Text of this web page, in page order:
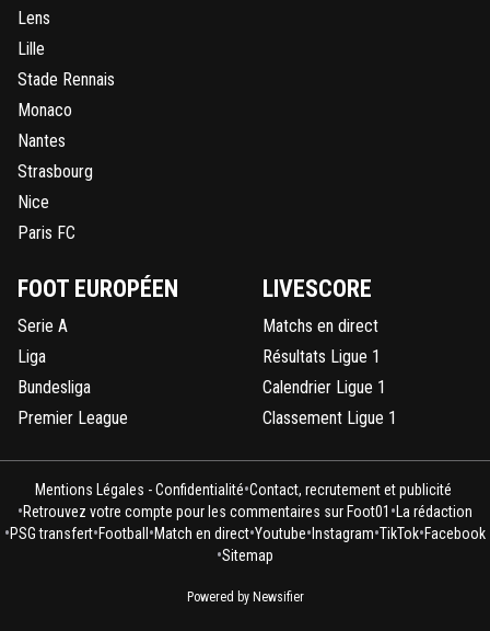
Lens
Lille
Stade Rennais
Monaco
Nantes
Strasbourg
Nice
Paris FC
FOOT EUROPÉEN
Serie A
Liga
Bundesliga
Premier League
LIVESCORE
Matchs en direct
Résultats Ligue 1
Calendrier Ligue 1
Classement Ligue 1
Mentions Légales - Confidentialité•Contact, recrutement et publicité
•Retrouvez votre compte pour les commentaires sur Foot01 • La rédaction
•PSG transfert•Football •Match en direct•Youtube• Instagram•TikTok•Facebook
•Sitemap
Powered by Newsifier